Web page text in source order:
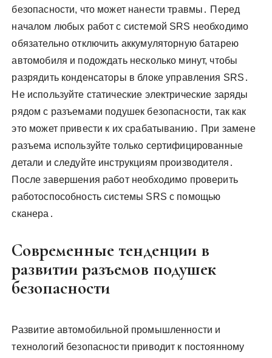
безопасности, что может нанести травмы․ Перед
началом любых работ с системой SRS необходимо
обязательно отключить аккумуляторную батарею
автомобиля и подождать несколько минут, чтобы
разрядить конденсаторы в блоке управления SRS․
Не используйте статические электрические заряды
рядом с разъемами подушек безопасности, так как
это может привести к их срабатыванию․ При замене
разъема используйте только сертифицированные
детали и следуйте инструкциям производителя․
После завершения работ необходимо проверить
работоспособность системы SRS с помощью
сканера․
Современные тенденции в
развитии разъемов подушек
безопасности
Развитие автомобильной промышленности и
технологий безопасности приводит к постоянному